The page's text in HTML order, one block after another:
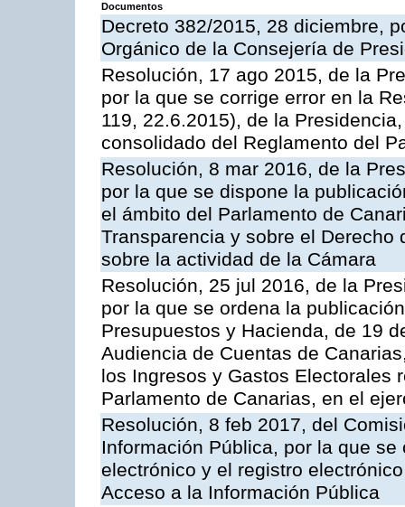
Documentos
Decreto 382/2015, 28 diciembre,
Orgánico de la Consejería de
Resolución, 17 ago 2015, de la
por la que se corrige error en la
119, 22.6.2015), de la
consolidado del Reglamento del
Resolución, 8 mar 2016, de la
por la que se dispone la
el ámbito del Parlamento de
Transparencia y sobre el
sobre la actividad de la Cámara
Resolución, 25 jul 2016, de la
por la que se ordena la
Presupuestos y Hacienda, de 19
Audiencia de Cuentas de
los Ingresos y Gastos Electorales
Parlamento de Canarias, en el
Resolución, 8 feb 2017, del
Información Pública, por la que
electrónico y el registro
Acceso a la Información Pública